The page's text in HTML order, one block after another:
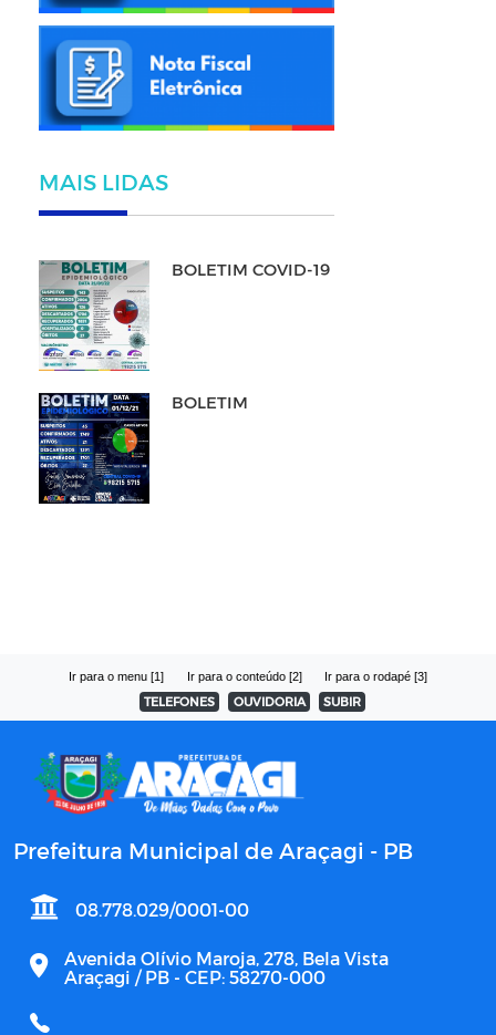
MAIS LIDAS
BOLETIM COVID-19
BOLETIM
Ir para o menu [1] Ir para o conteúdo [2] Ir para o rodapé [3]
TELEFONES OUVIDORIA SUBIR
Prefeitura Municipal de Araçagi - PB
08.778.029/0001-00
Avenida Olívio Maroja, 278, Bela Vista
Araçagi / PB - CEP: 58270-000